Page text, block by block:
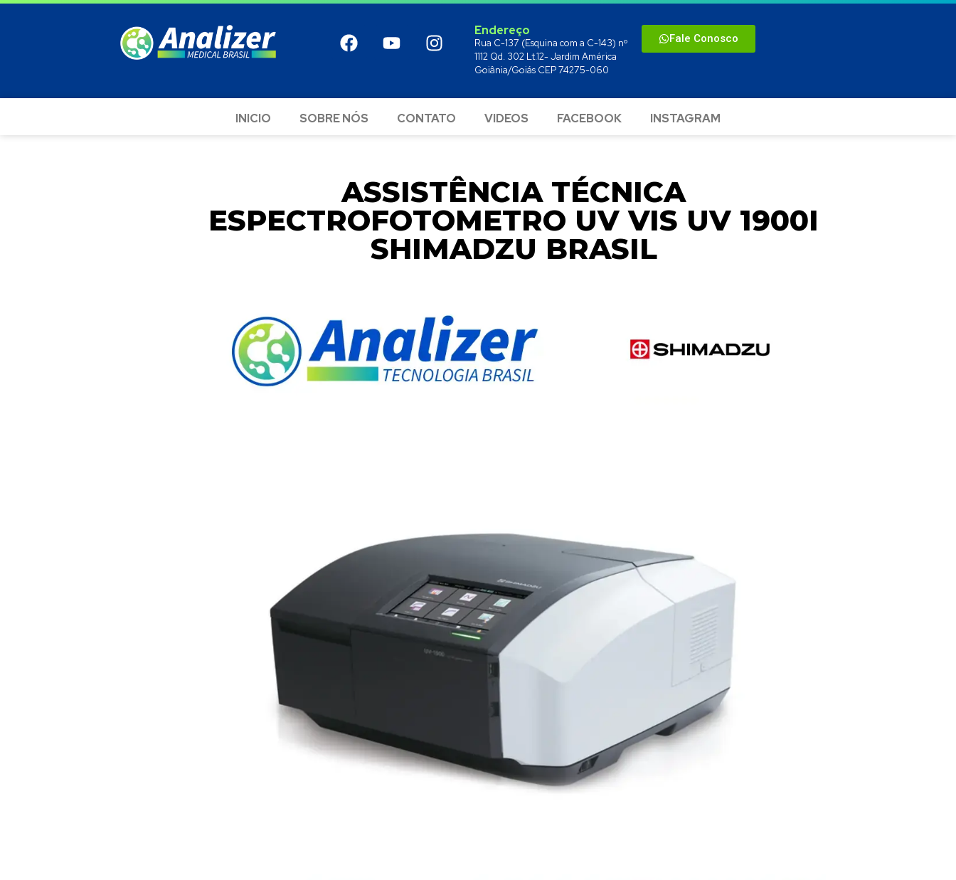
Endereço
Rua C-137 (Esquina com a C-143) nº
1112 Qd. 302 Lt.12- Jardim América
Goiânia/Goiás CEP 74275-060
Fale Conosco
INICIO SOBRE NÓS CONTATO VIDEOS FACEBOOK INSTAGRAM
ASSISTÊNCIA TÉCNICA
ESPECTROFOTOMETRO UV VIS UV 1900I
SHIMADZU BRASIL